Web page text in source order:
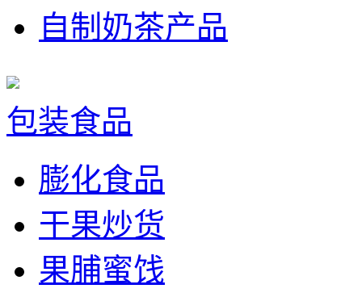
自制奶茶产品
包装食品
膨化食品
干果炒货
果脯蜜饯